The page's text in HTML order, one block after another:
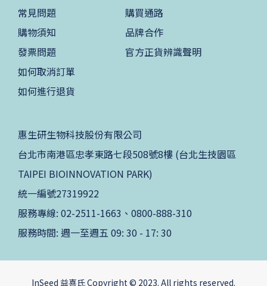
常見問題
購物須知
發票問題
如何取消訂單
如何進行退貨
購買通路
品牌合作
官方正貨辨識聲明
惠生研生物科技股份有限公司
台北市南港區忠孝東路七段508號8樓 (台北生技園區
TAIPEI BIOINNOVATION PARK)
統一編號27319922
服務專線: 02-2511-1663、0800-888-310
服務時間: 週一至週五 09: 30 - 17: 30
InSeed 益喜氏 Copyright © 2023. All rights reserved.